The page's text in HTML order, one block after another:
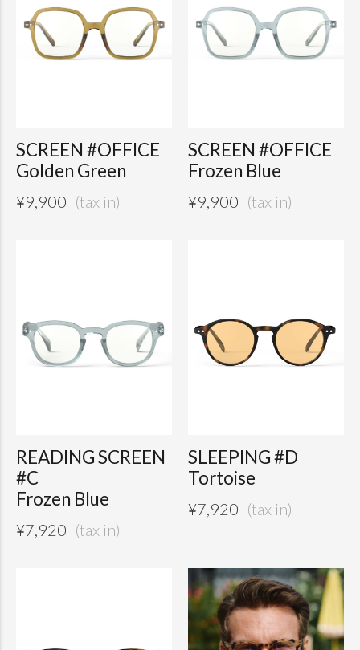
SCREEN #OFFICE
Golden Green
¥9,900
SCREEN #OFFICE
Frozen Blue
¥9,900
READING SCREEN
#C
Frozen Blue
¥7,920
SLEEPING #D
Tortoise
¥7,920